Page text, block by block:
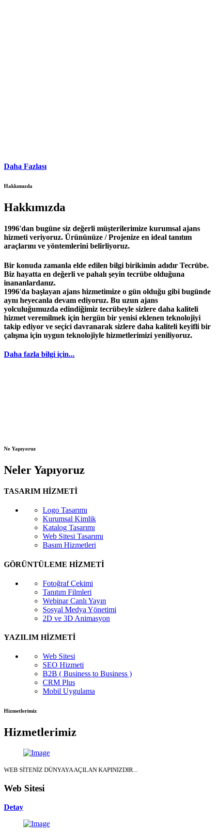
Daha Fazlası
Hakkımızda
Hakkımızda
1996'dan bugüne siz değerli müşterilerimize kurumsal ajans
hizmeti veriyoruz. Ürününüze / Projenize en ideal tanıtım
araçlarını ve yöntemlerini belirliyoruz.
Bir konuda zamanla elde edilen bilgi birikimin adıdır Tecrübe.
Biz hayatta en değerli ve pahalı şeyin tecrübe olduğuna
inananlardanız.
1996'da başlayan ajans hizmetimize o gün olduğu gibi bugünde
aynı heyecanla devam ediyoruz. Bu uzun ajans
yolculuğumuzda edindiğimiz tecrübeyle sizlere daha kaliteli
hizmet veremilmek için hergün bir yenisi eklenen teknolojiyi
takip ediyor ve seçici davranarak sizlere daha kaliteli keyifli bir
çalışma için uygun teknolojiyle hizmetlerimizi yeniliyoruz.
Daha fazla bilgi için...
Ne Yapıyoruz
Neler Yapıyoruz
TASARIM HİZMETİ
Logo Tasarımı
Kurumsal Kimlik
Katalog Tasarımı
Web Sitesi Tasarımı
Basım Hizmetleri
GÖRÜNTÜLEME HİZMETİ
Fotoğraf Çekimi
Tanıtım Filmleri
Webinar Canlı Yayın
Sosyal Medya Yönetimi
2D ve 3D Animasyon
YAZILIM HİZMETİ
Web Sitesi
SEO Hizmeti
B2B ( Business to Business )
CRM Plus
Mobil Uygulama
Hizmetlerimiz
Hizmetlerimiz
WEB SİTENİZ DÜNYAYA AÇILAN KAPINIZDIR...
Web Sitesi
Detay